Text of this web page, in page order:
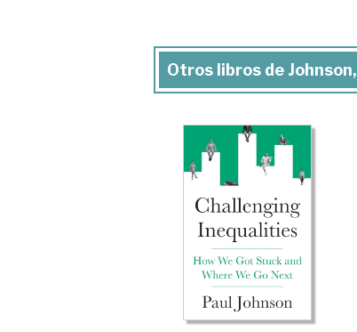
Otros libros de